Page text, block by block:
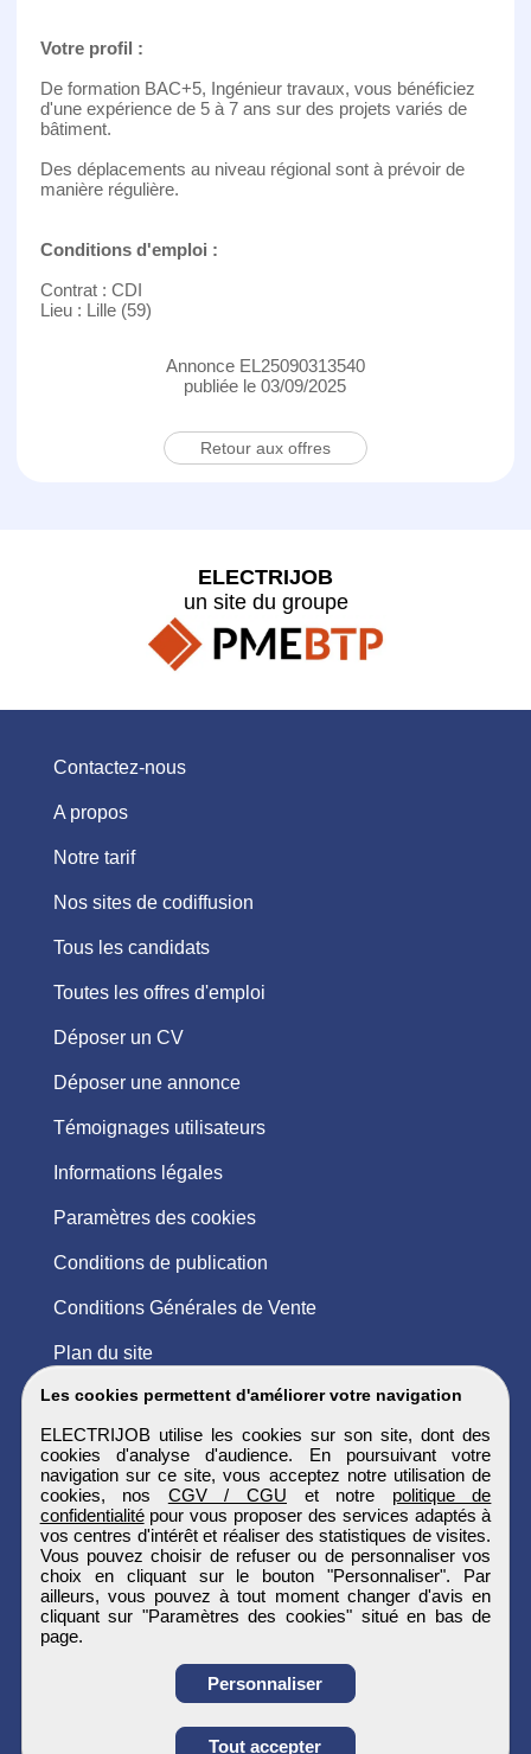
Votre profil :
De formation BAC+5, Ingénieur travaux, vous bénéficiez
d'une expérience de 5 à 7 ans sur des projets variés de
bâtiment.
Des déplacements au niveau régional sont à prévoir de
manière régulière.
Conditions d'emploi :
Contrat : CDI
Lieu : Lille (59)
Annonce EL25090313540
publiée le 03/09/2025
Retour aux offres
Les cookies permettent d'améliorer votre navigation
ELECTRIJOB utilise les cookies sur son site, dont des
cookies d'analyse d'audience. En poursuivant votre
navigation sur ce site, vous acceptez notre utilisation de
cookies, nos CGV / CGU et notre politique de
confidentialitépour vous proposer des services adaptés à
vos centres d'intérêt et réaliser des statistiques de visites.
Vous pouvez choisir de refuser ou de personnaliser vos
choix en cliquant sur le bouton "Personnaliser". Par
ailleurs, vous pouvez à tout moment changer d'avis en
cliquant sur "Paramètres des cookies" situé en bas de
page.
Personnaliser
Tout accepter
ELECTRIJOB
un site du groupe
Contactez-nous
A propos
Notre tarif
Nos sites de codiffusion
Tous les candidats
Toutes les offres d'emploi
Déposer un CV
Déposer une annonce
Témoignages utilisateurs
Informations légales
Paramètres des cookies
Conditions de publication
Conditions Générales de Vente
Plan du site